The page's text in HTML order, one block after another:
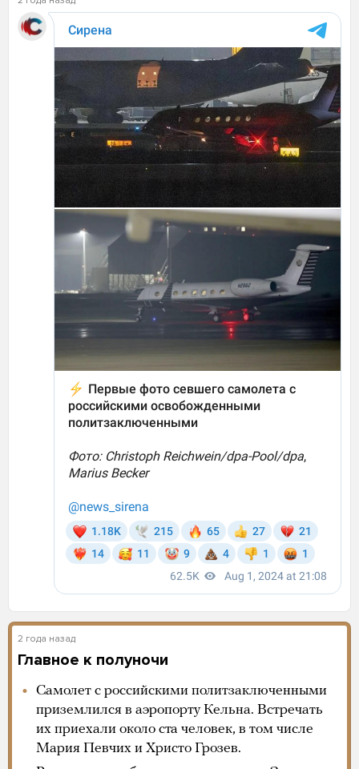
2 года назад
Главное к полуночи
Самолет с российскими политзаключенными
приземлился в аэропорту Кельна. Встречать
их приехали около ста человек, в том числе
Мария Певчих и Христо Грозев.